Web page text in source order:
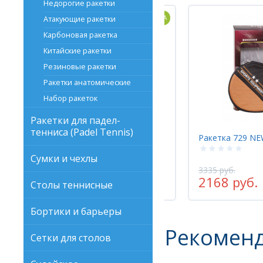
Недорогие ракетки
Атакующие ракетки
Карбоновая ракетка
Китайские ракетки
Резиновые ракетки
Ракетки анатомические
Набор ракеток
Ракетки для падел-
тенниса (Padel Tennis)
Сумки и чехлы
Столы теннисные
Бортики и барьеры
Сетки для столов
НОВИНКА
Ракетка 729 NEW RACKET 2 STAR FL
2168 руб. -35%
Ракетка Yinhe
3190 руб.
2552 руб.